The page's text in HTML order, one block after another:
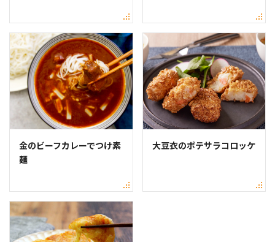
金のビーフカレーでつけ素
麺
大豆衣のポテサラコロッケ